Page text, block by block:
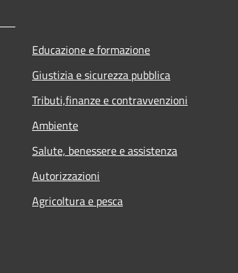
Educazione e formazione
Giustizia e sicurezza pubblica
Tributi,finanze e contravvenzioni
Ambiente
Salute, benessere e assistenza
Autorizzazioni
Agricoltura e pesca